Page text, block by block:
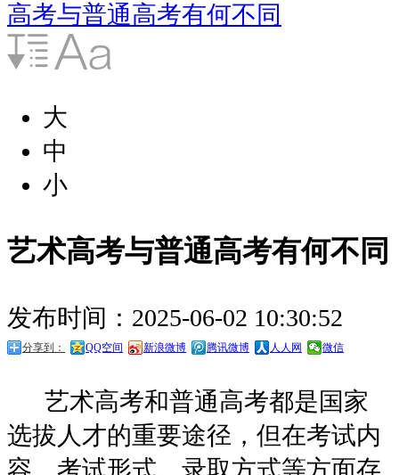
高考与普通高考有何不同
大
中
小
艺术高考与普通高考有何不同
发布时间：2025-06-02 10:30:52
分享到： QQ空间 新浪微博 腾讯微博 人人网 微信
艺术高考和普通高考都是国家
选拔人才的重要途径，但在考试内
容、考试形式、录取方式等方面存